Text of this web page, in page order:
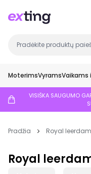
MoterimsVyramsVaikams
VISIŠKA SAUGUMO
Pradžia Royal leerdam
Royal